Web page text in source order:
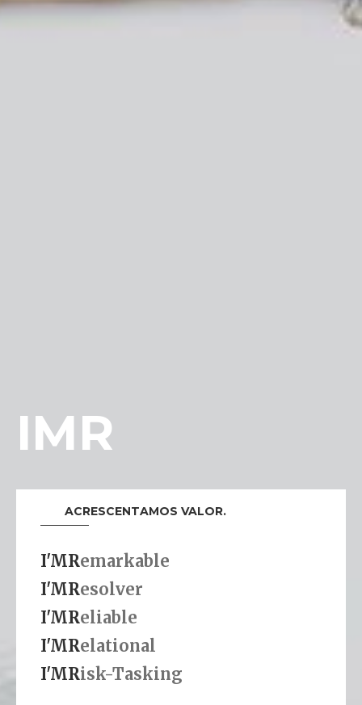
IMR
ACRESCENTAMOS VALOR.
I'MRemarkable
I'MResolver
I'MReliable
I'MRelational
I'MRisk-Tasking